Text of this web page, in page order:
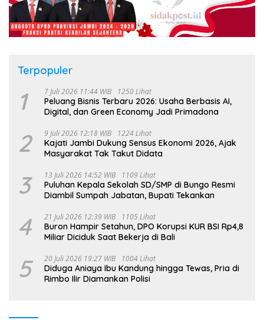
Terpopuler
1 7 Juli 2026 11:44 WIB 1250 Lihat
Peluang Bisnis Terbaru 2026: Usaha Berbasis AI,
Digital, dan Green Economy Jadi Primadona
2 9 Juli 2026 12:18 WIB 1224 Lihat
Kajati Jambi Dukung Sensus Ekonomi 2026, Ajak
Masyarakat Tak Takut Didata
3 13 Juli 2026 14:52 WIB 1109 Lihat
Puluhan Kepala Sekolah SD/SMP di Bungo Resmi
Diambil Sumpah Jabatan, Bupati Tekankan
4 21 Juli 2026 12:39 WIB 1105 Lihat
Buron Hampir Setahun, DPO Korupsi KUR BSI Rp4,8
Miliar Diciduk Saat Bekerja di Bali
5 20 Juli 2026 19:27 WIB 1004 Lihat
Diduga Aniaya Ibu Kandung hingga Tewas, Pria di
Rimbo Ilir Diamankan Polisi